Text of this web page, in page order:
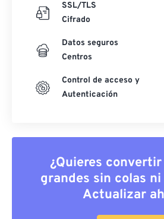
SSL/TLS
Cifrado
Datos seguros
Centros
Control de acceso y
Autenticación
¿Quieres
grandes sin colas
Actualizar